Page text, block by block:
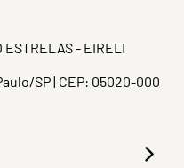
ESTRELAS - EIRELI
SP | CEP: 05020-000